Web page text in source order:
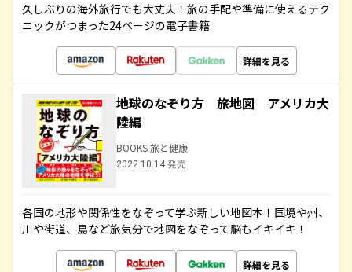
久しぶりの海外旅行でも大丈夫！旅の手配や準備に使えるテク
ニックがつまった24ページの電子書籍
詳細を見る
地球のなぞり方 旅地図 アメリカ大
陸編
BOOKS 旅と健康
2022.10.14 発売
各国の地形や関係性をなぞって学ぶ新しい地図本！国境や州、
川や街道、島など旅気分で地図をなぞって脳もイキイキ！
詳細を見る